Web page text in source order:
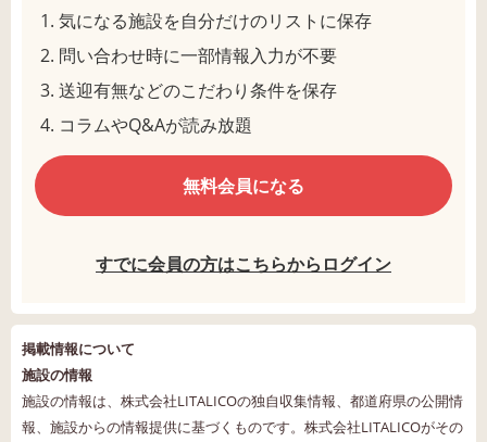
気になる施設を自分だけのリストに保存
問い合わせ時に一部情報入力が不要
送迎有無などのこだわり条件を保存
コラムやQ&Aが読み放題
無料会員になる
すでに会員の方はこちらからログイン
掲載情報について
施設の情報
施設の情報は、株式会社LITALICOの独自収集情報、都道府県の公開情
報、施設からの情報提供に基づくものです。株式会社LITALICOがその